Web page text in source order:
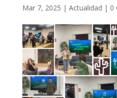
Mar 7, 2025 | Actualidad | 0